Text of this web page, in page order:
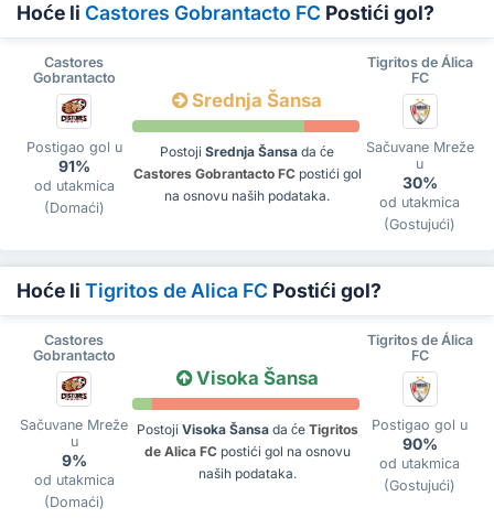
Hoće li Castores Gobrantacto FC Postići gol?
Castores
Gobrantacto
Tigritos de Álica
FC
Postigao gol u
91%
od utakmica
(Domaći)
Srednja Šansa
Postoji Srednja Šansa da će
Castores Gobrantacto FCpostići gol
na osnovu naših podataka.
Sačuvane Mreže
u
30%
od utakmica
(Gostujući)
Hoće li Tigritos de Alica FC Postići gol?
Castores
Gobrantacto
Tigritos de Álica
FC
Sačuvane Mreže
u
9%
od utakmica
(Domaći)
Visoka Šansa
Postoji Visoka Šansada će Tigritos
de Alica FCpostići gol na osnovu
naših podataka.
Postigao gol u
90%
od utakmica
(Gostujući)